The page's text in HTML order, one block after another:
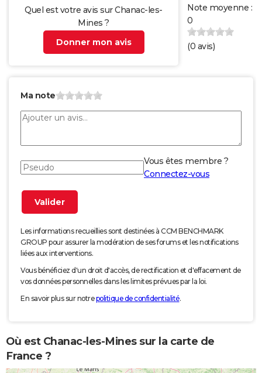
Quel est votre avis sur Chanac-les-
Mines ?
Donner mon avis
Note moyenne :
0
(0 avis)
Ma note
Vous êtes membre ?
Connectez-vous
Les informations recueillies sont destinées à CCM BENCHMARK
GROUP pour assurer la modération de ses forums et les notifications
liées aux interventions.
Vous bénéficiez d'un droit d'accès, de rectification et d'effacement de
vos données personnelles dans les limites prévues par la loi.
En savoir plus sur notrepolitique de confidentialité.
Où est Chanac-les-Mines sur la carte de
France ?